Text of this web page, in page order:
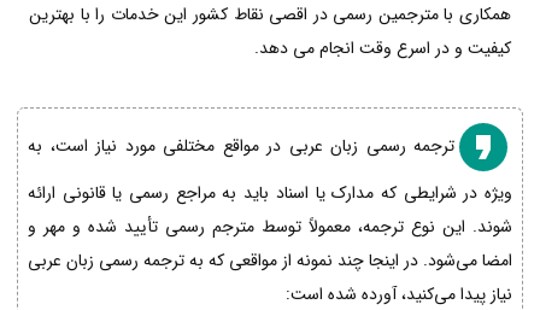
همکاری با مترجمین رسمی در اقصی نقاط کشور این خدمات را با بهترین
کیفیت و در اسرع وقت انجام می دهد.
ترجمه رسمی زبان عربی در مواقع مختلفی مورد نیاز است، به
ویژه در شرایطی که مدارک یا اسناد باید به مراجع رسمی یا قانونی ارائه
شوند. این نوع ترجمه، معمولاً توسط مترجم رسمی تأیید شده و مهر و
امضا می‌شود. در اینجا چند نمونه از مواقعی که به ترجمه رسمی زبان عربی
نیاز پیدا می‌کنید، آورده شده است: